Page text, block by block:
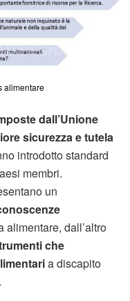
alimentare
dall’Unione
sicurezza e tutela
introdotto standard
membri.
un
alimentare, dall’altro
che
a discapito